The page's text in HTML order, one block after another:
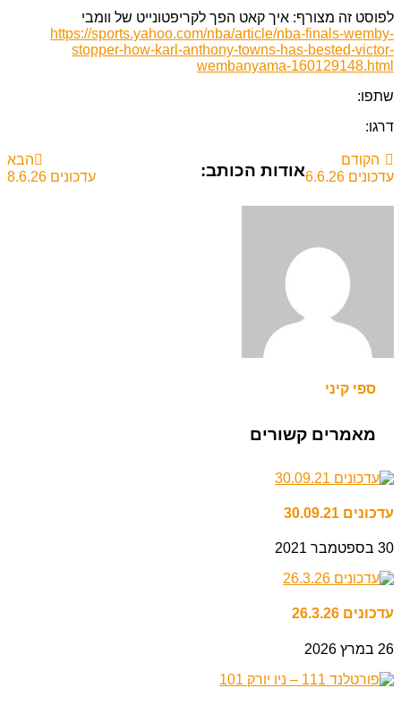
לפוסט זה מצורף: איך קאט הפך לקריפטונייט של וומבי
https://sports.yahoo.com/nba/article/nba-finals-wemby-
stopper-how-karl-anthony-towns-has-bested-victor-
wembanyama-160129148.html
שתפו:
דרגו:
הקודם
עדכונים 6.6.26
הבא
עדכונים 8.6.26
אודות הכותב:
ספי קיני
מאמרים קשורים
עדכונים 30.09.21
30 בספטמבר 2021
עדכונים 26.3.26
26 במרץ 2026